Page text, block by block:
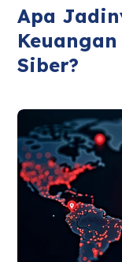
Apa
Siber?